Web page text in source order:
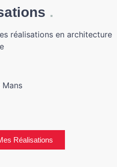
.
réalisations en architecture
Réalisations